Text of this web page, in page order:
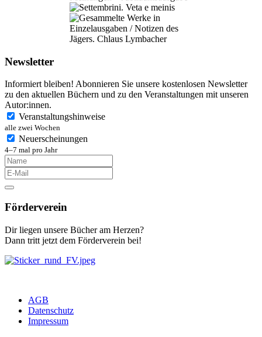
Newsletter
Informiert bleiben! Abonnieren Sie unsere kostenlosen Newsletter
zu den aktuellen Büchern und zu den Veranstaltungen mit unseren
Autor:innen.
Veranstaltungshinweise
alle zwei Wochen
Neuerscheinungen
4–7 mal pro Jahr
Förderverein
Dir liegen unsere Bücher am Herzen?
Dann tritt jetzt dem Förderverein bei!
AGB
Datenschutz
Impressum